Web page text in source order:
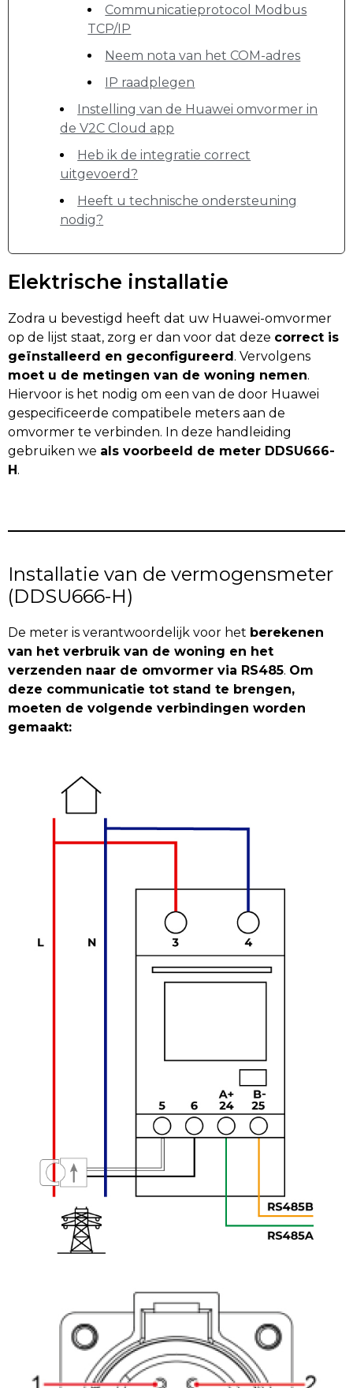
Communicatieprotocol Modbus
TCP/IP
Neem nota van het COM-adres
IP raadplegen
Instelling van de Huawei omvormer in
de V2C Cloud app
Heb ik de integratie correct
uitgevoerd?
Heeft u technische ondersteuning
nodig?
Elektrische installatie
Zodra u bevestigd heeft dat uw Huawei-omvormer
op de lijst staat, zorg er dan voor dat deze correct is
geïnstalleerd en geconfigureerd. Vervolgens
moet u de metingen van de woning nemen.
Hiervoor is het nodig om een van de door Huawei
gespecificeerde compatibele meters aan de
omvormer te verbinden. In deze handleiding
gebruiken we als voorbeeld de meter DDSU666-
H.
Installatie van de vermogensmeter
(DDSU666-H)
De meter is verantwoordelijk voor het berekenen
van het verbruik van de woning en het
verzenden naar de omvormer via RS485. Om
deze communicatie tot stand te brengen,
moeten de volgende verbindingen worden
gemaakt: